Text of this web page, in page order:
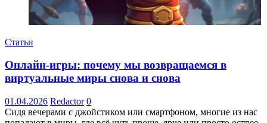
Статьи
Онлайн-игры: почему мы возвращаемся в
виртуальные миры снова и снова
01.04.2026 Redactor 0
Сидя вечерами с джойстиком или смартфоном, многие из нас